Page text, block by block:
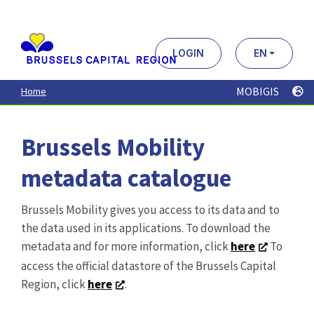
contenu
principal
LOGIN EN
Home MOBIGIS
Brussels Mobility
metadata catalogue
Brussels Mobility gives you access to its data and to
the data used in its applications. To download the
metadata and for more information, clickhere
To
access the official datastore of the Brussels Capital
Region, clickhere .